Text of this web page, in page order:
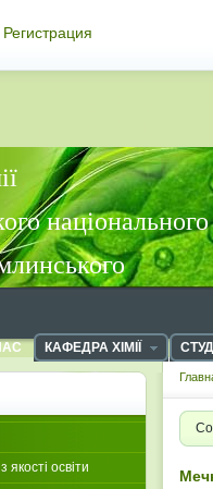
Регистрация
національного
КАФЕДРА ХІМІЇ
якості освіти